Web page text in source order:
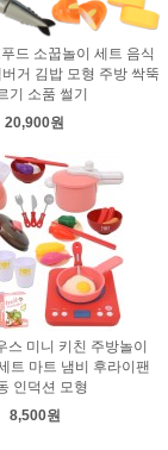
드 소꿉놀이 세트 음식
거 김밥 모형 주방 싹뚝
기 소품 썰기
20,900원
스 미니 키친 주방놀이
트 마트 냄비 후라이팬
인덕션 모형
8,500원